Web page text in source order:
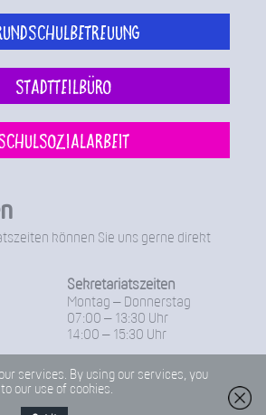
Stadtteilbüro
können Sie uns gerne direkt
Sekretariatszeiten
Montag – Donnerstag
07:00 – 13:30 Uhr
14:00 – 15:30 Uhr
Freitag
07:00 – 14:00 Uhr
services. By using our services, you
our use of cookies.